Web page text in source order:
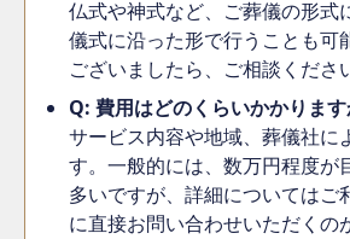
仏式や神式など、ご葬儀の形式
儀式に沿った形で行うことも可
ございましたら、ご相談くださ
Q: 費用はどのくらいかかります
サービス内容や地域、葬儀社に
す。一般的には、数万円程度が
多いですが、詳細についてはご
に直接お問い合わせいただくの